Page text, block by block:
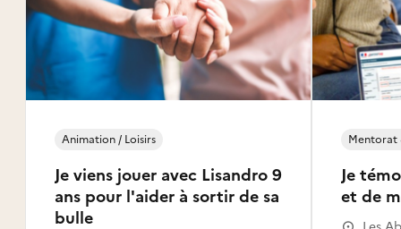
Je viens jouer avec Lisandro 9
ans pour l'aider à sortir de sa
bulle
Animation / Loisirs
Je
et de
Mentorat